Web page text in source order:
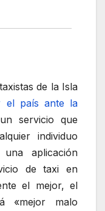
de la Isla
el país ante la
servicio que
individuo
aplicación
de taxi en
el mejor, el
«mejor malo